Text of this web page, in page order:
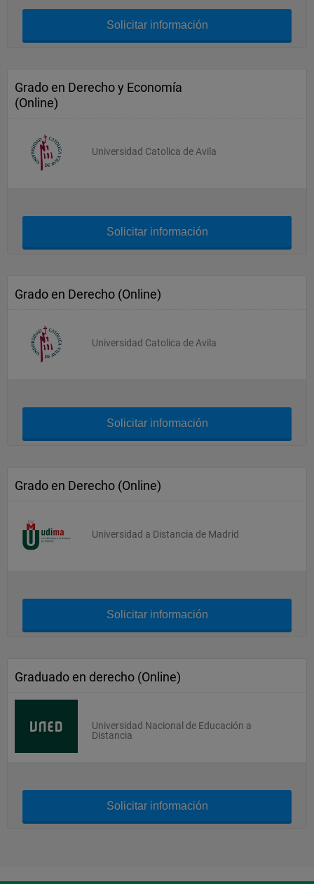
Solicitar información
Grado en Derecho y Economía
(Online)
Universidad Catolica de Avila
Solicitar información
Grado en Derecho (Online)
Universidad Catolica de Avila
Solicitar información
Grado en Derecho (Online)
Universidad a Distancia de Madrid
Solicitar información
Graduado en derecho (Online)
Universidad Nacional de Educación a
Distancia
Solicitar información